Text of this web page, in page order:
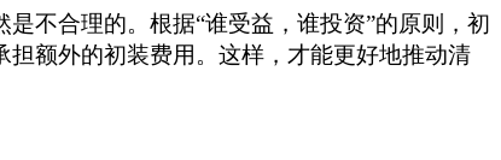
不合理的。根据“谁受益，谁投资”的原则，初
额外的初装费用。这样，才能更好地推动清